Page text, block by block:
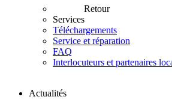
Retour
Services
Téléchargements
Service et réparation
FAQ
Interlocuteurs et partenaires
Actualités